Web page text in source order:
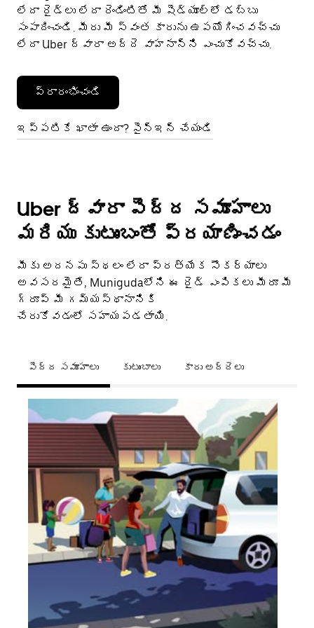
లేదా రైడ్‌లు లేదా రెండింటితో మీ షెడ్యూల్‌లో డబ్బు
సంపాదించండి. మీరు మీ స్వంత కారును ఉపయోగించవచ్చు
లేదా Uber ద్వారా అద్దె వాహనాన్ని ఎంచుకోవచ్చు.
ప్రారంభించండి
ఇప్పటికే ఖాతా ఉందా? సైన్ఇన్ చేయండి
Uber ద్వారా పెద్ద సమూహాలు
మరియు కుటుంబంతో ప్రయాణించడం
మీకు అదనపు స్థలం లేదా ప్రత్యేక సౌకర్యాలు
అవసరమైతే, Munigudaలోని ఈ రైడ్ ఎంపికలు మీరూ మీ
గ్రూప్ మీ గమ్యస్థానానికి
చేరుకోవడంలో సహాయపడతాయి.
పెద్ద సమూహాలు కుటుంబాలు కారు అద్దెలు